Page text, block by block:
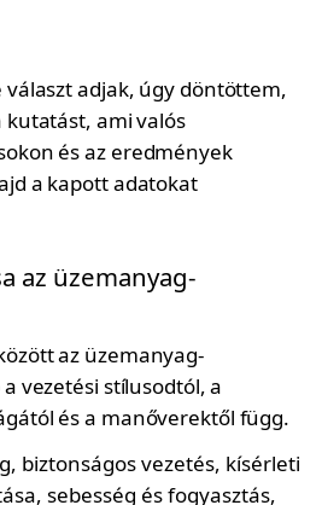
adjak, úgy döntöttem,
kutatást, ami valós
és az eredmények
a kapott adatokat
az üzemanyag-
az üzemanyag-
vezetési stílusodtól, a
és a manőverektől függ.